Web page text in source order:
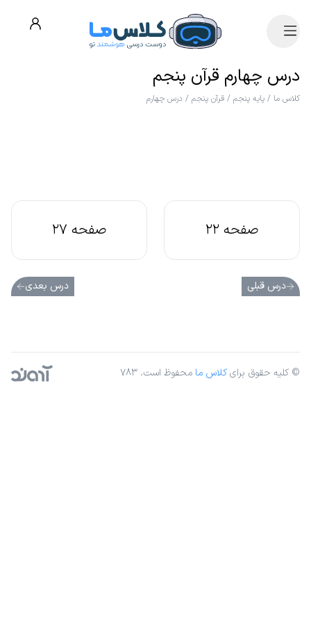
درس چهارم قرآن پنجم
کلاس ما / پایه پنجم / قرآن پنجم / درس چهارم
صفحه 22 صفحه 27
درس قبلی درس بعدی
© کلیه حقوق برایکلاس ما محفوظ است. ۷۸۳